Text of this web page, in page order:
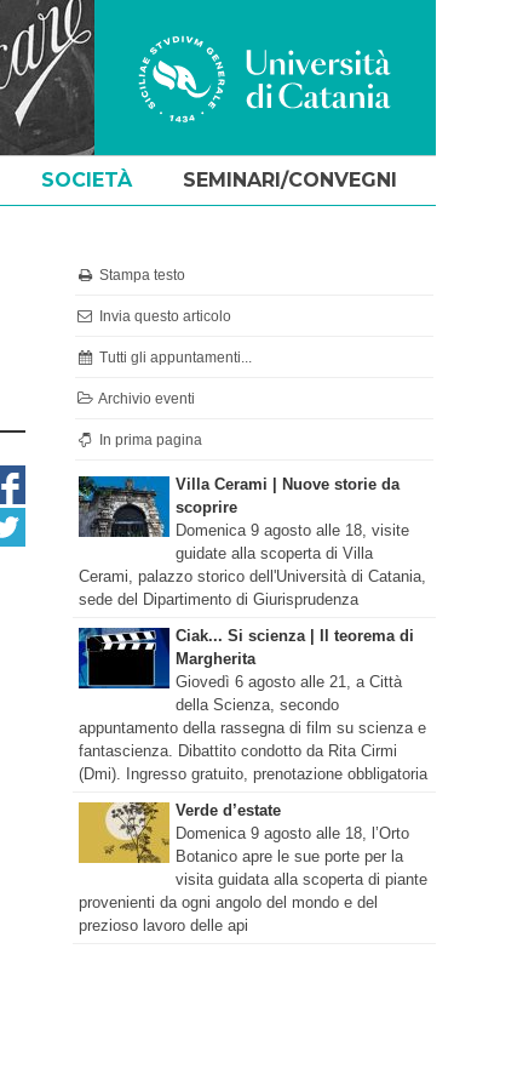
SOCIETÀ SEMINARI/CONVEGNI
Stampa testo
Invia questo articolo
Tutti gli appuntamenti...
Archivio eventi
In prima pagina
Villa Cerami | Nuove storie da
scoprire
Domenica 9 agosto alle 18, visite
guidate alla scoperta di Villa
Cerami, palazzo storico dell'Università di Catania,
sede del Dipartimento di Giurisprudenza
Ciak... Si scienza | Il teorema di
Margherita
Giovedì 6 agosto alle 21, a Città
della Scienza, secondo
appuntamento della rassegna di film su scienza e
fantascienza. Dibattito condotto da Rita Cirmi
(Dmi). Ingresso gratuito, prenotazione obbligatoria
Verde d’estate
Domenica 9 agosto alle 18, l’Orto
Botanico apre le sue porte per la
visita guidata alla scoperta di piante
provenienti da ogni angolo del mondo e del
prezioso lavoro delle api